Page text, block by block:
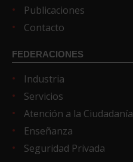
Publicaciones
Contacto
FEDERACIONES
Industria
Servicios
Atención a la Ciudadanía
Enseñanza
Seguridad Privada